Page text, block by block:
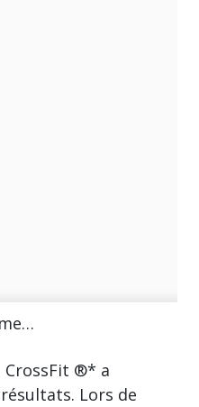
CrossFit ®* a
Lors de